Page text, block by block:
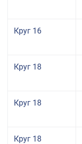
Круг 16
Круг 18
Круг 18
Круг 18